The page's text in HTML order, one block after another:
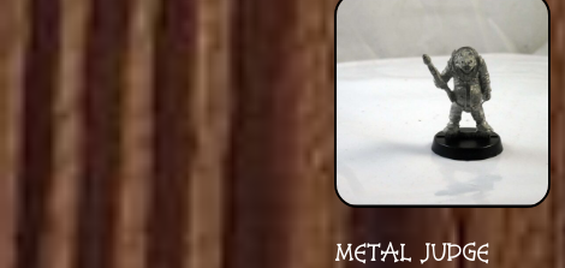
METAL JUDGE